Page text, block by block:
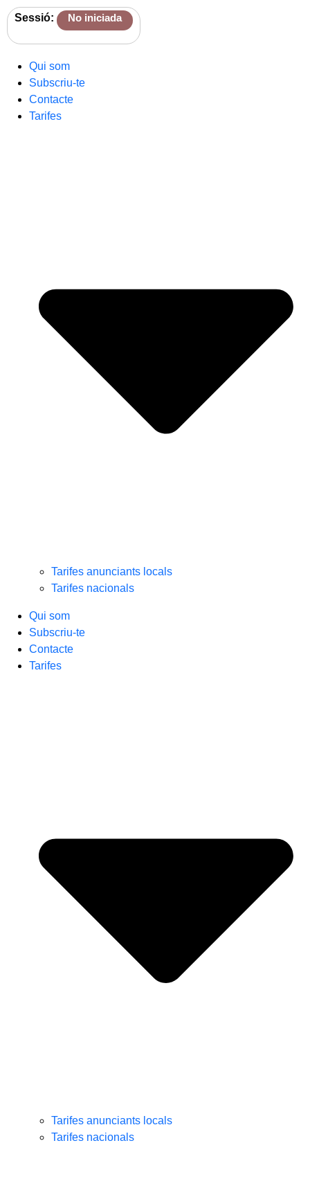
Sessió: No iniciada
Qui som
Subscriu-te
Contacte
Tarifes
Tarifes anunciants locals
Tarifes nacionals
Qui som
Subscriu-te
Contacte
Tarifes
Tarifes anunciants locals
Tarifes nacionals